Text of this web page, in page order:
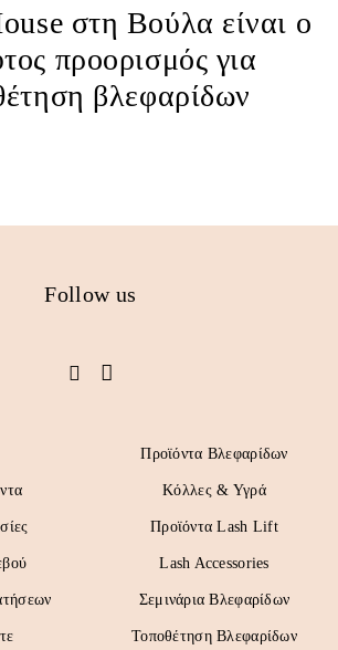
στη Βούλα είναι ο
προορισμός για
βλεφαρίδων
Προϊόντα Βλεφαρίδων
Κόλλες & Υγρά
Προϊόντα Lash Lift
Lash Accessories
Σεμινάρια Βλεφαρίδων
Τοποθέτηση Βλεφαρίδων
Follow us